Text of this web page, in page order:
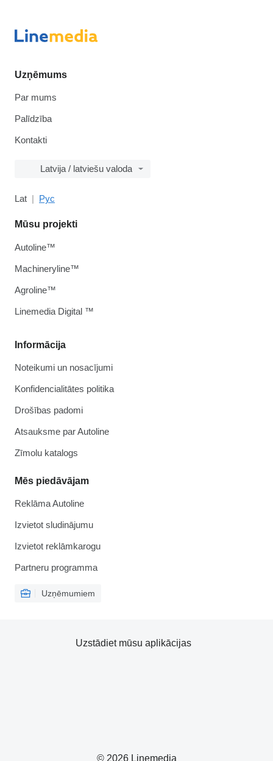
Uzņēmums
Par mums
Palīdzība
Kontakti
Latvija / latviešu valoda
Lat Рус
Informācija
Noteikumi un nosacījumi
Konfidencialitātes politika
Drošības padomi
Atsauksme par Autoline
Zīmolu katalogs
Mēs piedāvājam
Reklāma Autoline
Izvietot sludinājumu
Izvietot reklāmkarogu
Partneru programma
Uzņēmumiem
Mūsu projekti
Autoline™
Machineryline™
Agroline™
Linemedia Digital ™
© 2026 Linemedia
Uzstādiet mūsu aplikācijas